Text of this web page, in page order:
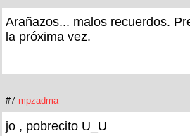
Arañazos... malos recuerdos.
la próxima vez.
#7 mpzadma
jo , pobrecito U_U